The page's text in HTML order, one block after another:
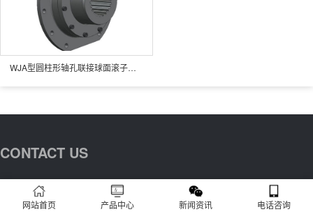
WJA型圆柱形轴孔联接球面滚子联轴器
CONTACT US
联系我们
网站首页 产品中心 新闻资讯 电话咨询